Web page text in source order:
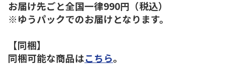
お届け先ごと全国一律990円（税込）
※ゆうパックでのお届けとなります。
【同梱】
同梱可能な商品はこちら。